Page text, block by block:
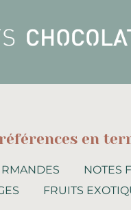
en
NOTES
FRUITS